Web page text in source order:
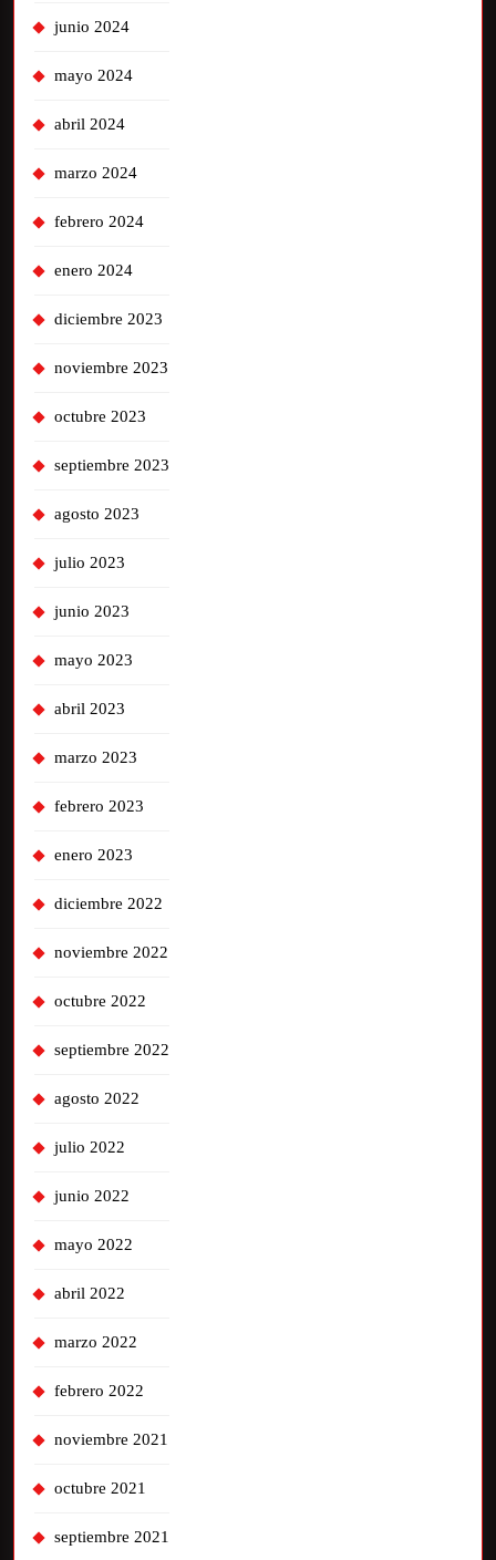
junio 2024
mayo 2024
abril 2024
marzo 2024
febrero 2024
enero 2024
diciembre 2023
noviembre 2023
octubre 2023
septiembre 2023
agosto 2023
julio 2023
junio 2023
mayo 2023
abril 2023
marzo 2023
febrero 2023
enero 2023
diciembre 2022
noviembre 2022
octubre 2022
septiembre 2022
agosto 2022
julio 2022
junio 2022
mayo 2022
abril 2022
marzo 2022
febrero 2022
noviembre 2021
octubre 2021
septiembre 2021